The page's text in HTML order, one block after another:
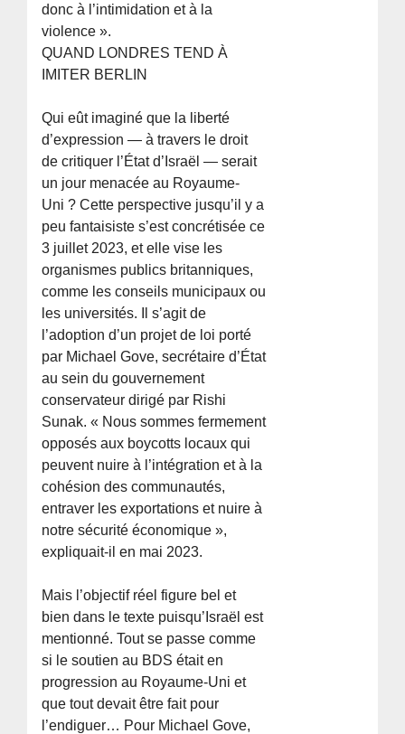
donc à l’intimidation et à la
violence ».
QUAND LONDRES TEND À
IMITER BERLIN
Qui eût imaginé que la liberté
d’expression — à travers le droit
de critiquer l’État d’Israël — serait
un jour menacée au Royaume-
Uni ? Cette perspective jusqu’il y a
peu fantaisiste s’est concrétisée ce
3 juillet 2023, et elle vise les
organismes publics britanniques,
comme les conseils municipaux ou
les universités. Il s’agit de
l’adoption d’un projet de loi porté
par Michael Gove, secrétaire d’État
au sein du gouvernement
conservateur dirigé par Rishi
Sunak. « Nous sommes fermement
opposés aux boycotts locaux qui
peuvent nuire à l’intégration et à la
cohésion des communautés,
entraver les exportations et nuire à
notre sécurité économique »,
expliquait-il en mai 2023.
Mais l’objectif réel figure bel et
bien dans le texte puisqu’Israël est
mentionné. Tout se passe comme
si le soutien au BDS était en
progression au Royaume-Uni et
que tout devait être fait pour
l’endiguer… Pour Michael Gove,